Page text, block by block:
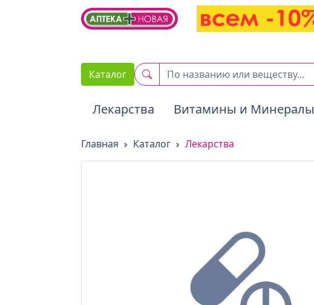
2. Вставьте этот код сразу же после открывающего тега :
Каталог
Лекарства Витамины и Минералы
Главная Каталог Лекарства